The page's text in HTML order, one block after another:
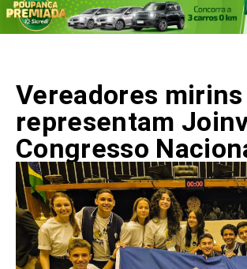
Vereadores mirins
representam
Congresso